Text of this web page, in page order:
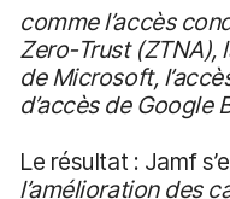
comme l’accès
Zero-Trust (ZTNA),
de Microsoft,
d’accès de Google
Le résultat : Jamf
l’amélioration des